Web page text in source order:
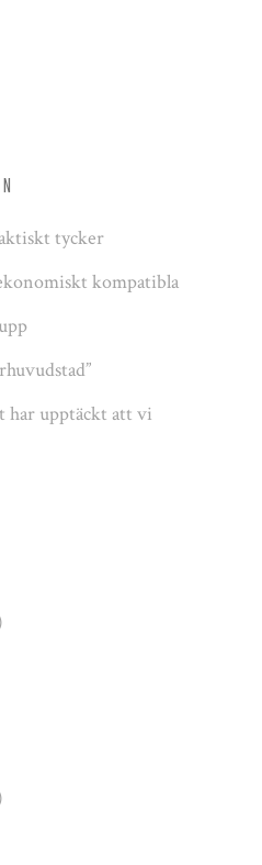
tycker
kompatibla
har upptäckt att vi